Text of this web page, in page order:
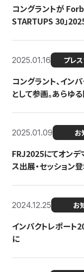
コングラントが
STARTUPS 30」
2025.01.16 プレ
コングラント、イン
として参画。あらゆ
2025.01.09 お
FRJ2025にてオンデ
ス出展・セッション
2024.12.25 お
インパクトレポート
に